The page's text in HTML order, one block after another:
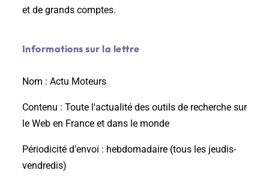
et de grands comptes.
Informations sur la lettre
Nom : Actu Moteurs
Contenu : Toute l'actualité des outils de recherche sur
le Web en France et dans le monde
Périodicité d'envoi : hebdomadaire (tous les jeudis-
vendredis)